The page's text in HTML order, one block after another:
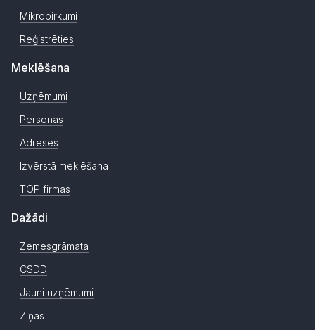
Mikropirkumi
Reģistrēties
Meklēšana
Uzņēmumi
Personas
Adreses
Izvērstā meklēšana
TOP firmas
Dažādi
Zemesgrāmata
CSDD
Jauni uzņēmumi
Ziņas